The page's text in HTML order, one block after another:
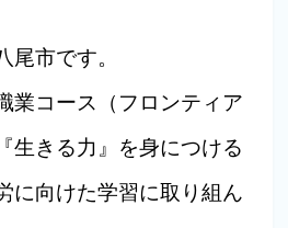
尾市です。
業コース（フロンティア
生きる力』を身につける
に向けた学習に取り組ん